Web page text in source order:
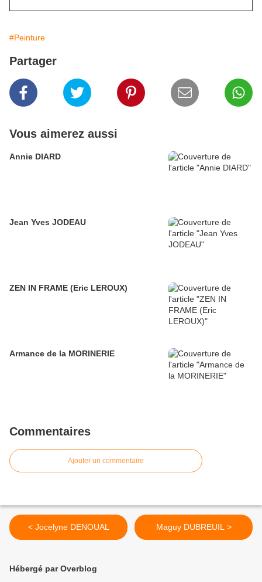
#Peinture
Partager
Vous aimerez aussi
Annie DIARD
Jean Yves JODEAU
ZEN IN FRAME (Eric LEROUX)
Armance de la MORINERIE
Commentaires
Ajouter un commentaire
< Jocelyne DENOUAL Maguy DUBREUIL >
Hébergé par Overblog